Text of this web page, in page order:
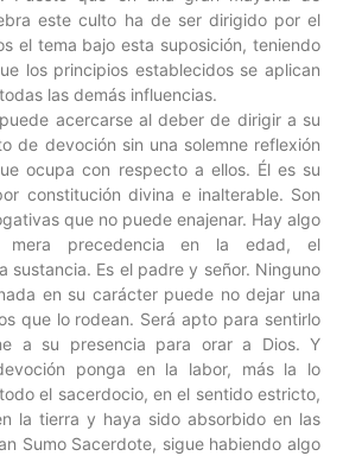
este culto ha de ser dirigido por el
el tema bajo esta suposición, teniendo
los principios establecidos se aplican
las demás influencias.
acercarse al deber de dirigir a su
de devoción sin una solemne reflexión
ocupa con respecto a ellos. Él es su
constitución divina e inalterable. Son
que no puede enajenar. Hay algo
mera precedencia en la edad, el
sustancia. Es el padre y señor. Ninguno
en su carácter puede no dejar una
que lo rodean. Será apto para sentirlo
a su presencia para orar a Dios. Y
ponga en la labor, más la lo
el sacerdocio, en el sentido estricto,
la tierra y haya sido absorbido en las
Sumo Sacerdote, sigue habiendo algo